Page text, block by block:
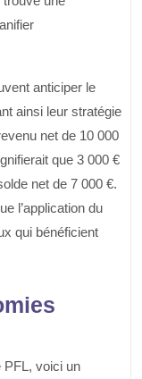
anticiper le
ainsi leur stratégie
net de 10 000
que 3 000 €
net de 7 000 €.
l’application du
qui bénéficient
PFL, voici un